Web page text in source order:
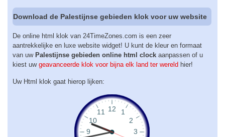
Download de Palestijnse gebieden klok voor uw website
De online html klok van 24TimeZones.com is een zeer
aantrekkelijke en luxe website widget! U kunt de kleur en formaat
van uw Palestijnse gebieden online html clock aanpassen of u
kiest uw geavanceerde klok voor bijna elk land ter wereld hier!
Uw Html klok gaat hierop lijken: